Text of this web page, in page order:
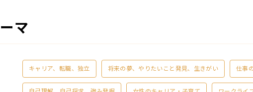
マ
キャリア、転職、独立 将来の夢、やりたいこと発見、生きがい 仕事